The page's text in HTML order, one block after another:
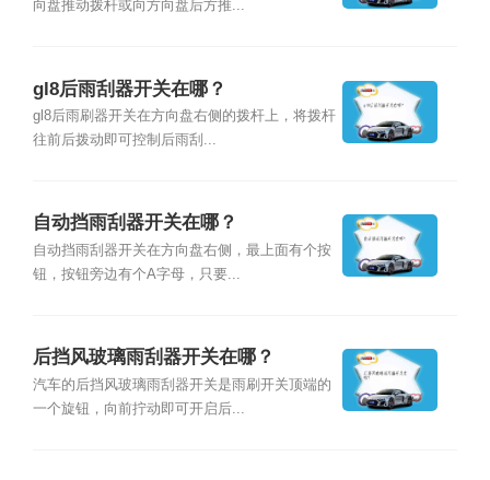
向盘推动拨杆或向方向盘后方推...
gl8后雨刮器开关在哪？
gl8后雨刷器开关在方向盘右侧的拨杆上，将拨杆
往前后拨动即可控制后雨刮...
自动挡雨刮器开关在哪？
自动挡雨刮器开关在方向盘右侧，最上面有个按
钮，按钮旁边有个A字母，只要...
后挡风玻璃雨刮器开关在哪？
汽车的后挡风玻璃雨刮器开关是雨刷开关顶端的
一个旋钮，向前拧动即可开启后...